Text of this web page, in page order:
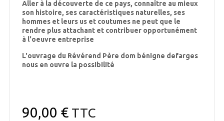
Aller à la découverte de ce pays, connaître au mieux
son histoire, ses caractéristiques naturelles, ses
hommes et leurs us et coutumes ne peut que le
rendre plus attachant et contribuer opportunément
à l'oeuvre entreprise
L'ouvrage du Révérend Père dom bénigne defarges
nous en ouvre la possibilité
90,00 €TTC